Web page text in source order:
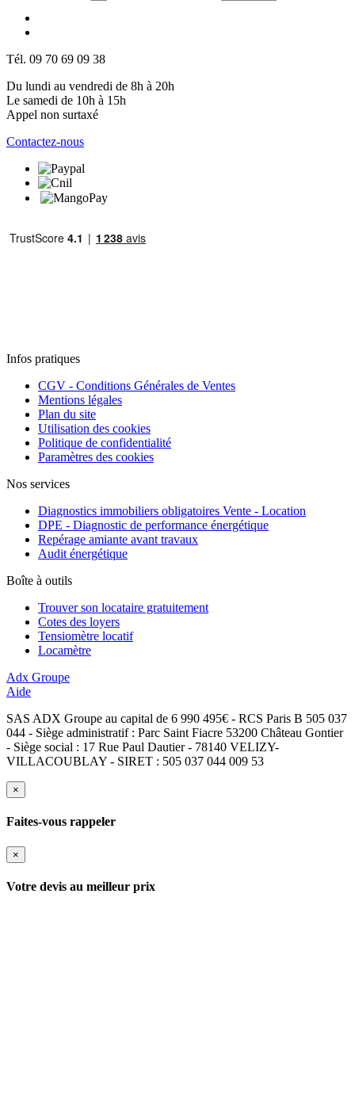
Tél. 09 70 69 09 38
Du lundi au vendredi de 8h à 20h
Le samedi de 10h à 15h
Appel non surtaxé
Contactez-nous
Infos pratiques
CGV - Conditions Générales de Ventes
Mentions légales
Plan du site
Utilisation des cookies
Politique de confidentialité
Paramètres des cookies
Nos services
Diagnostics immobiliers obligatoires Vente - Location
DPE - Diagnostic de performance énergétique
Repérage amiante avant travaux
Audit énergétique
Boîte à outils
Trouver son locataire gratuitement
Cotes des loyers
Tensiomètre locatif
Locamètre
Adx Groupe
Aide
SAS ADX Groupe au capital de 6 990 495€ - RCS Paris B 505 037
044 - Siège administratif : Parc Saint Fiacre 53200 Château Gontier
- Siège social : 17 Rue Paul Dautier - 78140 VELIZY-
VILLACOUBLAY - SIRET : 505 037 044 009 53
×
Faites-vous rappeler
×
Votre devis au meilleur prix